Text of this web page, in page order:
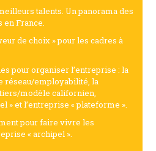
talents. Un panorama des
en France.
de choix » pour les cadres à
pour organiser l’entreprise : la
réseau/employabilité, la
modèle californien,
» et l’entreprise « plateforme ».
pour faire vivre les
« archipel ».